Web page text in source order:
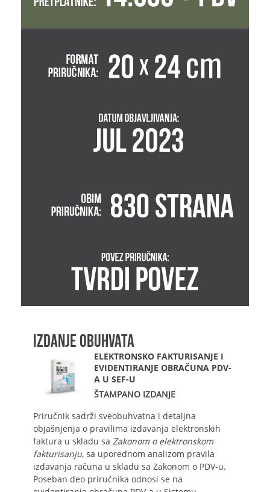
IZDANJE OBUHVATA
ELEKTRONSKO FAKTURISANJE I
EVIDENTIRANJE OBRAČUNA PDV-
A U SEF-U
ŠTAMPANO IZDANJE
Priručnik sadrži sveobuhvatna i detaljna
objašnjenja o pravilima izdavanja elektronskih
faktura u skladu sa Zakonom o elektronskom
fakturisanju, sa uporednom analizom pravila
izdavanja računa u skladu sa Zakonom o PDV-u.
Poseban deo priručnika odnosi se na